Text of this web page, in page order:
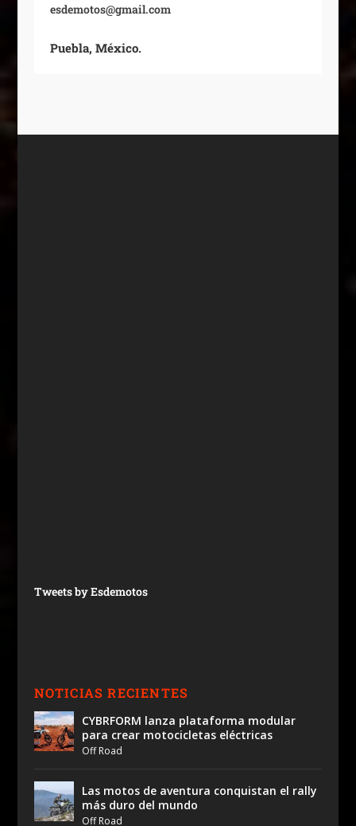
esdemotos@gmail.com
Puebla, México.
Tweets by Esdemotos
NOTICIAS RECIENTES
CYBRFORM lanza plataforma modular
para crear motocicletas eléctricas
Off Road
Las motos de aventura conquistan el rally
más duro del mundo
Off Road